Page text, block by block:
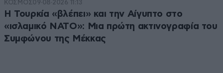
ΚΟΣΜΟΣ09·08·2026 11:13
Η Τουρκία «βλέπει» και την Αίγυπτο στο
«ισλαμικό ΝΑΤΟ»: Μια πρώτη ακτινογραφία του
Συμφώνου της Μέκκας